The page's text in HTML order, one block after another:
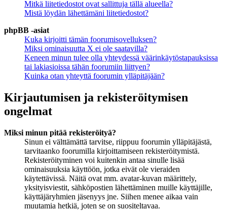
Mitkä liitetiedostot ovat sallittuja tällä alueella?
Mistä löydän lähettämäni liitetiedostot?
phpBB -asiat
Kuka kirjoitti tämän foorumisovelluksen?
Miksi ominaisuutta X ei ole saatavilla?
Keneen minun tulee olla yhteydessä väärinkäytöstapauksissa
tai lakiasioissa tähän foorumiin liittyen?
Kuinka otan yhteyttä foorumin ylläpitäjään?
Kirjautumisen ja rekisteröitymisen
ongelmat
Miksi minun pitää rekisteröityä?
Sinun ei välttämättä tarvitse, riippuu foorumin ylläpitäjästä,
tarvitaanko foorumilla kirjoittamiseen rekisteröitymistä.
Rekisteröityminen voi kuitenkin antaa sinulle lisää
ominaisuuksia käyttöön, jotka eivät ole vieraiden
käytettävissä. Näitä ovat mm. avatar-kuvan määrittely,
yksityisviestit, sähköpostien lähettäminen muille käyttäjille,
käyttäjäryhmien jäsenyys jne. Siihen menee aikaa vain
muutamia hetkiä, joten se on suositeltavaa.